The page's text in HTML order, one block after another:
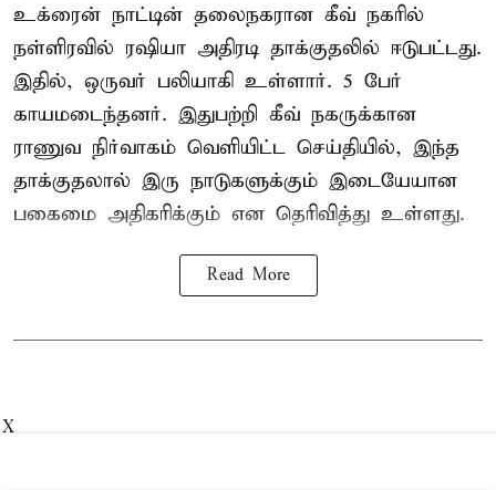
உக்ரைன் நாட்டின் தலைநகரான கீவ் நகரில்
நள்ளிரவில் ரஷியா அதிரடி தாக்குதலில் ஈடுபட்டது.
இதில், ஒருவர் பலியாகி உள்ளார். 5 பேர்
காயமடைந்தனர். இதுபற்றி கீவ் நகருக்கான
ராணுவ நிர்வாகம் வெளியிட்ட செய்தியில், இந்த
தாக்குதலால் இரு நாடுகளுக்கும் இடையேயான
பகைமை அதிகரிக்கும் என தெரிவித்து உள்ளது.
Read More
X